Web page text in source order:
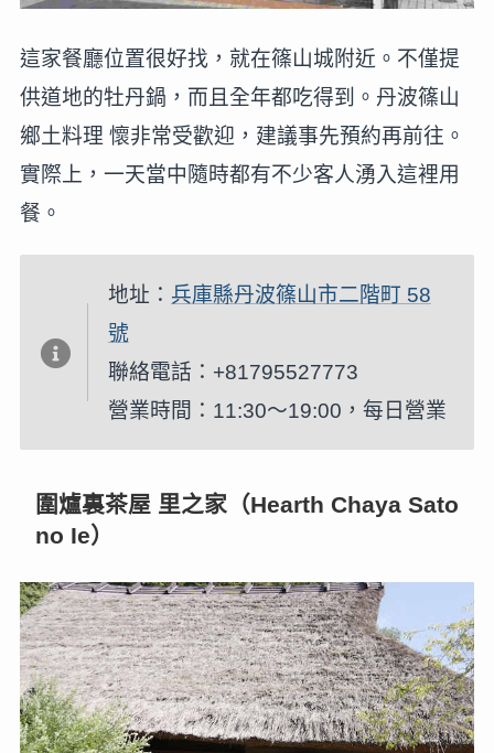
這家餐廳位置很好找，就在篠山城附近。不僅提
供道地的牡丹鍋，而且全年都吃得到。丹波篠山
鄉土料理 懷非常受歡迎，建議事先預約再前往。
實際上，一天當中隨時都有不少客人湧入這裡用
餐。
地址： 兵庫縣丹波篠山市二階町 58
號
聯絡電話：+81795527773
營業時間：11:30～19:00，每日營業
圍爐裏茶屋 里之家（Hearth Chaya Sato
no Ie）